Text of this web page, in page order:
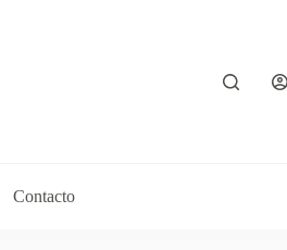
Contacto